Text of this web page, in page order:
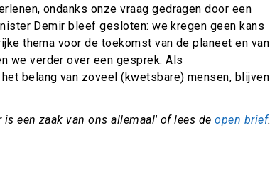
ondanks onze vraag gedragen door een
Demir bleef gesloten: we kregen geen kans
thema voor de toekomst van de planeet en van
we verder over een gesprek. Als
belang van zoveel (kwetsbare) mensen, blijven
een zaak van ons allemaal' of lees deopen brief.